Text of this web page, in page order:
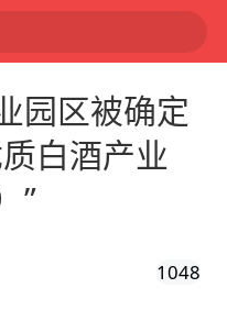
园区被确定
白酒产业
”
1048